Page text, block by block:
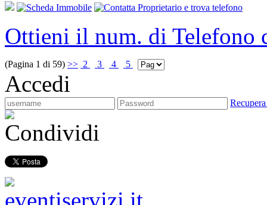
Ottieni il num. di Telefono
(Pagina 1 di 59) >> 2 3 4 5
Accedi
Condividi